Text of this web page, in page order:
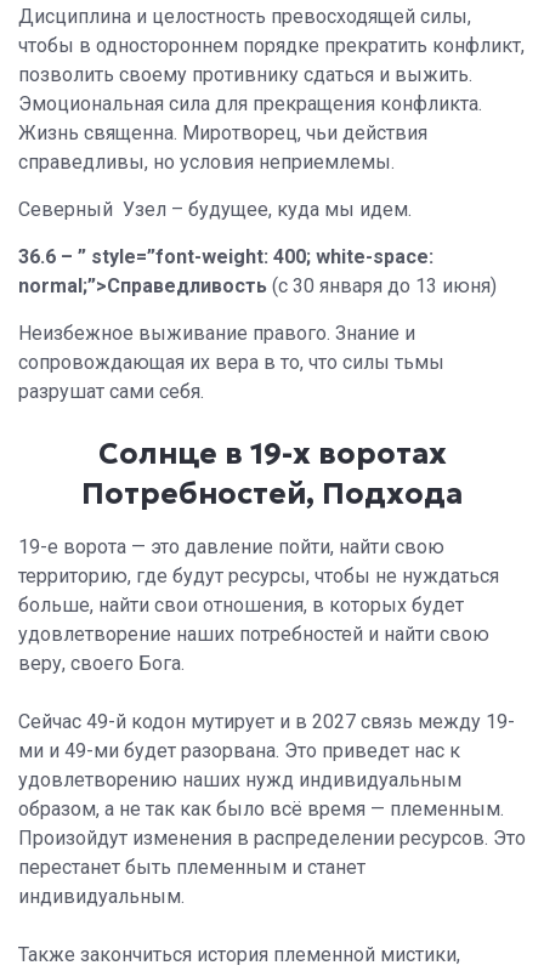
Дисциплина и целостность превосходящей силы,
чтобы в одностороннем порядке прекратить конфликт,
позволить своему противнику сдаться и выжить.
Эмоциональная сила для прекращения конфликта.
Жизнь священна. Миротворец, чьи действия
справедливы, но условия неприемлемы.
Северный Узел – будущее, куда мы идем.
36.6 – ” style=”font-weight: 400; white-space:
normal;”>Справедливость (с 30 января до 13 июня)
Неизбежное выживание правого. Знание и
сопровождающая их вера в то, что силы тьмы
разрушат сами себя.
Солнце в 19-х воротах
Потребностей, Подхода
19-е ворота — это давление пойти, найти свою
территорию, где будут ресурсы, чтобы не нуждаться
больше, найти свои отношения, в которых будет
удовлетворение наших потребностей и найти свою
веру, своего Бога.
Сейчас 49-й кодон мутирует и в 2027 связь между 19-
ми и 49-ми будет разорвана. Это приведет нас к
удовлетворению наших нужд индивидуальным
образом, а не так как было всё время — племенным.
Произойдут изменения в распределении ресурсов. Это
перестанет быть племенным и станет
индивидуальным.
Также закончиться история племенной мистики,